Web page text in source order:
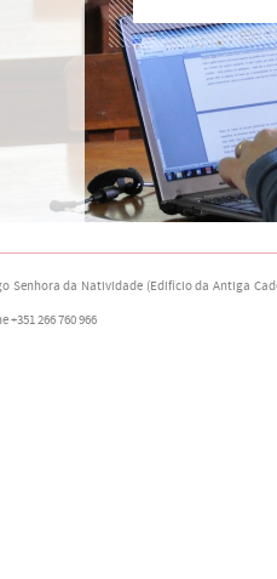
Senhora da Natividade (Edifício da Antiga
266 760 966